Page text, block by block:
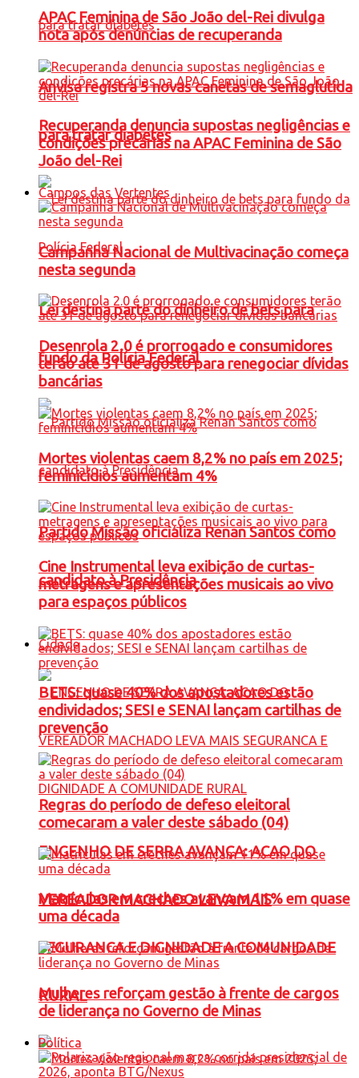
Anvisa registra 5 novas canetas de semaglutida
para tratar diabetes
Lei destina parte do dinheiro de bets para
fundo da Polícia Federal
Partido Missão oficializa Renan Santos como
candidato à Presidência
Cidade
ENGENHO DE SERRA AVANÇA: ACAO DO
VEREADOR MACHADO LEVA MAIS
SEGURANCA E DIGNIDADE A COMUNIDADE
RURAL
APAC Feminina de São João del-Rei divulga
nota após denúncias de recuperanda
Recuperanda denuncia supostas negligências e
condições precárias na APAC Feminina de São
João del-Rei
Campos das Vertentes
Campanha Nacional de Multivacinação começa
nesta segunda
Desenrola 2.0 é prorrogado e consumidores
terão até 31 de agosto para renegociar dívidas
bancárias
Mortes violentas caem 8,2% no país em 2025;
feminicídios aumentam 4%
Cine Instrumental leva exibição de curtas-
metragens e apresentações musicais ao vivo
para espaços públicos
BETS: quase 40% dos apostadores estão
endividados; SESI e SENAI lançam cartilhas de
prevenção
Regras do período de defeso eleitoral
comecaram a valer deste sábado (04)
Matrículas em creches avançam 11% em quase
uma década
Mulheres reforçam gestão à frente de cargos
de liderança no Governo de Minas
Política